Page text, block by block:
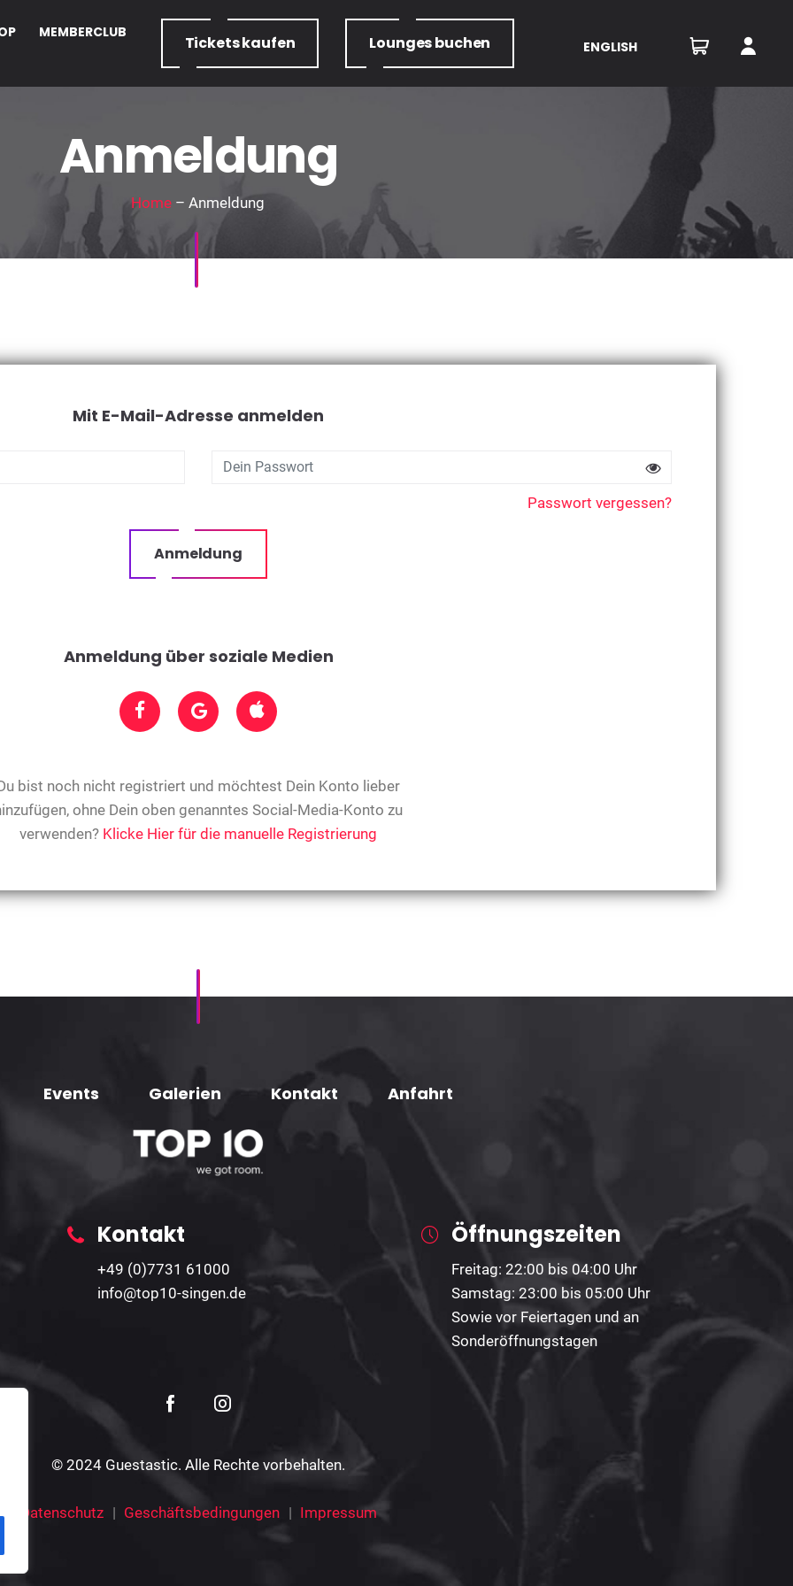
MEMBERCLUB
Ticketskaufen Loungesbuchen ENGLISH
Anmeldung
Home – Anmeldung
Mit E-Mail-Adresse anmelden
Passwort vergessen?
Anmeldung
Anmeldung über soziale Medien
bist noch nicht registriert und möchtest Dein Konto lieber
ohne Dein oben genanntes Social-Media-Konto zu
verwenden? Klicke Hier für die manuelle Registrierung
Events Galerien Kontakt Anfahrt
Kontakt
+49 (0)7731 61000
info@top10-singen.de
Öffnungszeiten
Freitag: 22:00 bis 04:00 Uhr
Samstag: 23:00 bis 05:00 Uhr
Sowie vor Feiertagen und an
Sonderöffnungstagen
© 2024 Guestastic. Alle Rechte vorbehalten.
Datenschutz Geschäftsbedingungen Impressum